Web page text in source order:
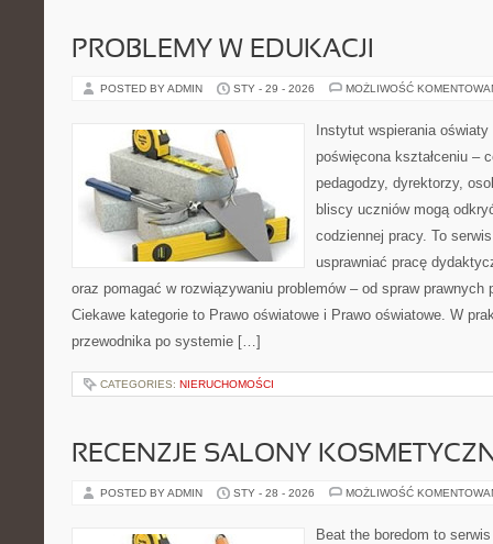
PROBLEMY W EDUKACJI
POSTED BY ADMIN STY - 29 - 2026 MOŻLIWOŚĆ
Instytut wspierania
poświęcona kształceniu –
pedagodzy, dyrektorzy,
bliscy uczniów mogą
codziennej pracy. To
usprawniać pracę
oraz pomagać w rozwiązywaniu problemów – od spraw prawnych
Ciekawe kategorie to Prawo oświatowe i Prawo oświatowe. W
przewodnika po systemie […]
CATEGORIES: NIERUCHOMOŚCI
RECENZJE SALONY
POSTED BY ADMIN STY - 28 - 2026 MOŻLIWOŚĆ
Beat the boredom to